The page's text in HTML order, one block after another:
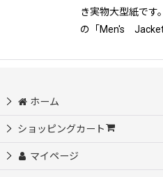
絞り
き実物大型紙です
の「Men's
ホーム
ショッピングカート
マイページ